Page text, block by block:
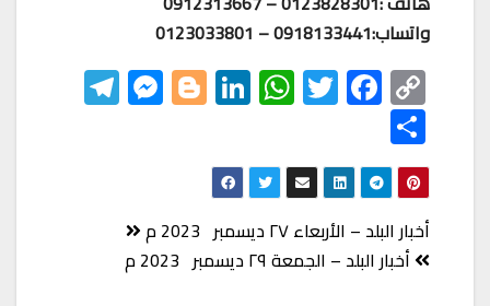
واتساب:0918133441 – 0123033801
C
o
p
y
Li
nk
F
ac
eb
o
o
k
T
wi
tt
er
W
h
at
s
A
p
Li
nk
ed
In
Bl
o
M
es
ge
r
S
h
ar
e
تصفّح
المقالات
أخبار البلد – الأربعاء ٢٧ ديسمبر 2023 م
أخبار البلد – الجمعة ٢٩ ديسمبر 2023 م